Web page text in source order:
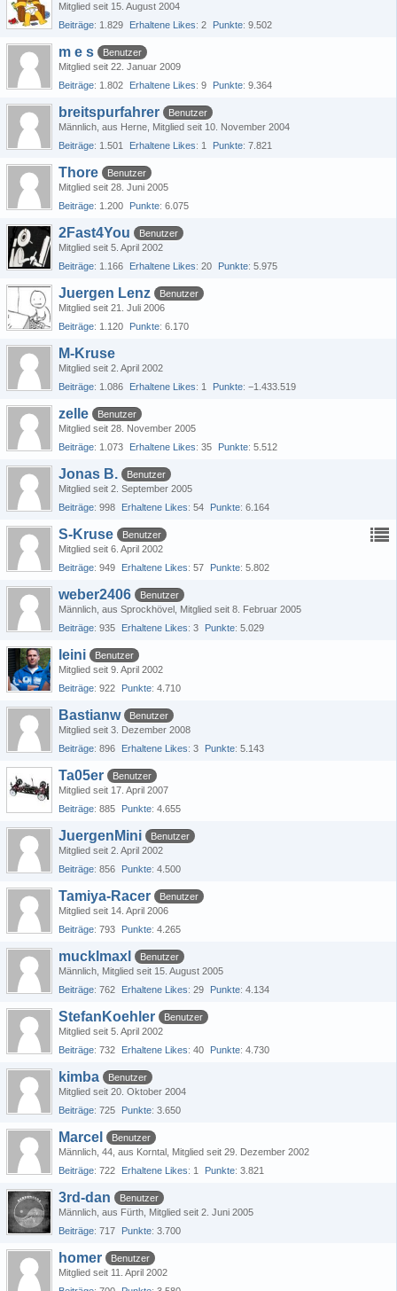
Mitglied seit 15. August 2004
Beiträge 1.829 Erhaltene Likes 2 Punkte 9.502
m e s
Benutzer
Mitglied seit 22. Januar 2009
Beiträge 1.802 Erhaltene Likes 9 Punkte 9.364
breitspurfahrer
Benutzer
Männlich aus Herne Mitglied seit 10. November 2004
Beiträge 1.501 Erhaltene Likes 1 Punkte 7.821
Thore
Benutzer
Mitglied seit 28. Juni 2005
Beiträge 1.200 Punkte 6.075
2Fast4You
Benutzer
Mitglied seit 5. April 2002
Beiträge 1.166 Erhaltene Likes 20 Punkte 5.975
Juergen Lenz
Benutzer
Mitglied seit 21. Juli 2006
Beiträge 1.120 Punkte 6.170
M-Kruse
Mitglied seit 2. April 2002
Beiträge 1.086 Erhaltene Likes 1 Punkte −1.433.519
zelle
Benutzer
Mitglied seit 28. November 2005
Beiträge 1.073 Erhaltene Likes 35 Punkte 5.512
Jonas B.
Benutzer
Mitglied seit 2. September 2005
Beiträge 998 Erhaltene Likes 54 Punkte 6.164
S-Kruse
Benutzer
Mitglied seit 6. April 2002
Beiträge 949 Erhaltene Likes 57 Punkte 5.802
weber2406
Benutzer
Männlich aus Sprockhövel Mitglied seit 8. Februar 2005
Beiträge 935 Erhaltene Likes 3 Punkte 5.029
leini
Benutzer
Mitglied seit 9. April 2002
Beiträge 922 Punkte 4.710
Bastianw
Benutzer
Mitglied seit 3. Dezember 2008
Beiträge 896 Erhaltene Likes 3 Punkte 5.143
Ta05er
Benutzer
Mitglied seit 17. April 2007
Beiträge 885 Punkte 4.655
JuergenMini
Benutzer
Mitglied seit 2. April 2002
Beiträge 856 Punkte 4.500
Tamiya-Racer
Benutzer
Mitglied seit 14. April 2006
Beiträge 793 Punkte 4.265
mucklmaxl
Benutzer
Männlich Mitglied seit 15. August 2005
Beiträge 762 Erhaltene Likes 29 Punkte 4.134
StefanKoehler
Benutzer
Mitglied seit 5. April 2002
Beiträge 732 Erhaltene Likes 40 Punkte 4.730
kimba
Benutzer
Mitglied seit 20. Oktober 2004
Beiträge 725 Punkte 3.650
Marcel
Benutzer
Männlich 44 aus Korntal Mitglied seit 29. Dezember 2002
Beiträge 722 Erhaltene Likes 1 Punkte 3.821
3rd-dan
Benutzer
Männlich aus Fürth Mitglied seit 2. Juni 2005
Beiträge 717 Punkte 3.700
homer
Benutzer
Mitglied seit 11. April 2002